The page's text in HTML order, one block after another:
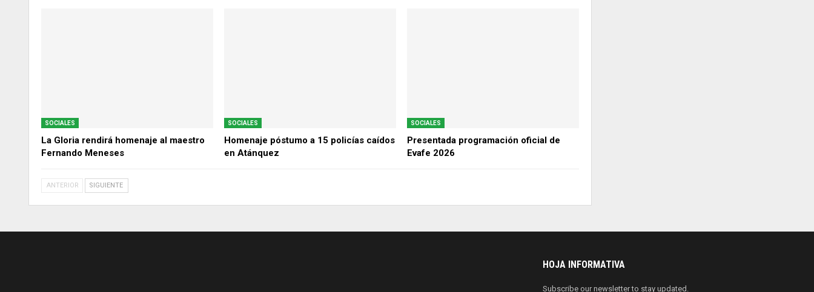
SOCIALES
La Gloria rendirá homenaje al maestro
Fernando Meneses
SOCIALES
Homenaje póstumo a 15 policías caídos
en Atánquez
SOCIALES
Presentada programación oficial de
Evafe 2026
ANTERIOR SIGUIENTE
HOJA INFORMATIVA
Subscribe our newsletter to stay updated.